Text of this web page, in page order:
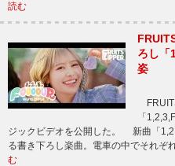
読む
ろし「
姿
「
ジックビデオを公開した。 新曲「
る書き下ろし楽曲。電車の中でそれぞ
む